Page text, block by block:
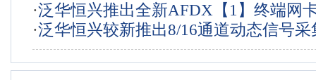
应商”称号
·泛华恒兴推出全新AFDX【1】终端网
·泛华恒兴较新推出8/16通道动态信号采